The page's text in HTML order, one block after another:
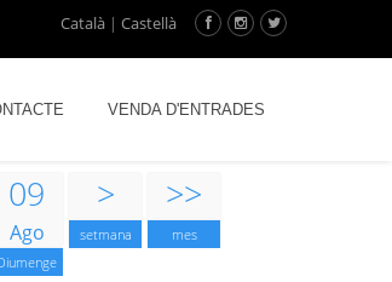
Català | Castellà
VENDA D'ENTRADES
09
Ago
>
setmana
>>
mes